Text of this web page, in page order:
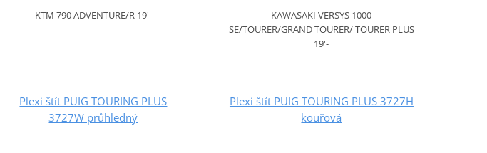
KTM 790 ADVENTURE/R 19'-
KAWASAKI VERSYS 1000
SE/TOURER/GRAND TOURER/ TOURER PLUS
19'-
Plexi štít PUIG TOURING PLUS
3727W průhledný
Plexi štít PUIG TOURING PLUS 3727H
kouřová